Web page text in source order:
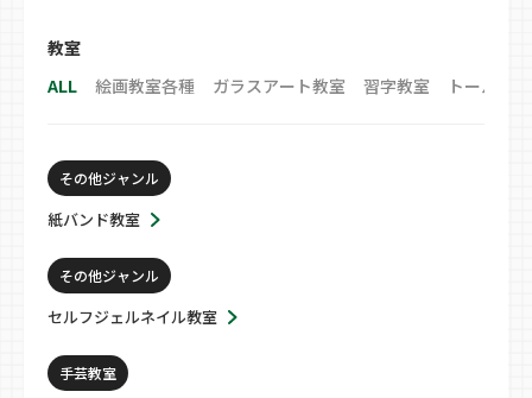
教室
ALL
絵画教室各種 ガラスアート教室 習字教室 トールペ
その他ジャンル
紙バンド教室
その他ジャンル
セルフジェルネイル教室
手芸教室